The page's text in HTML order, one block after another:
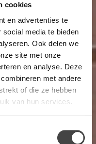
cookies
en advertenties te
media te bieden
Ook delen we
site met onze
en analyse. Deze
met andere
of die ze hebben
van hun services.